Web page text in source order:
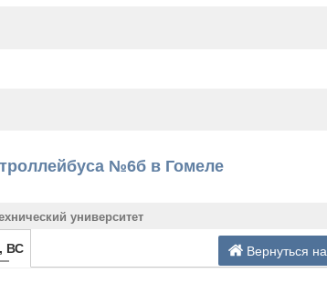
№6б в Гомеле
университет
Вернуться
ВС